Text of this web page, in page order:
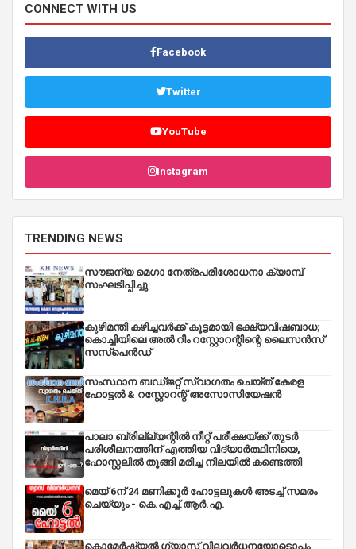
CONNECT WITH US
Facebook
Twitter
YouTube
Instagram
TRENDING NEWS
സൗജന്യ മെഗാ നേത്രപരിശോധനാ ക്യാമ്പ്
സംഘടിപ്പിച്ചു
കുഴിമന്തി കഴിച്ചവർക്ക് കൂട്ടമായി ഭക്ഷ്യവിഷബാധ;
കൊച്ചിയിലെ അൽ റീം റസ്റ്റോറന്റിന്റെ ലൈസൻസ്
സസ്പെൻഡ്
സംസ്ഥാന ബഡ്‌ജറ്റ് സ്വാഗതം ചെയ്ത് കേരള
ഹോട്ടൽ & റസ്റ്റോറന്റ് അസോസിയേഷൻ
പാലാ ബ്രില്ല്യന്റിൽ നീറ്റ് പരീക്ഷയ്ക്ക് തുടർ
പരിശീലനത്തിന് എത്തിയ വിദ്യാർത്ഥിനിയെ,
ഹോസ്റ്റലിൽ തൂങ്ങി മരിച്ച നിലയിൽ കണ്ടെത്തി
മെയ് 6ന് 24 മണിക്കൂർ ഹോട്ടലുകൾ അടച്ച് സമരം
ചെയ്യും - കെ.എച്ച്.ആർ.എ.
കൊമേർഷ്യൽ ഗ്യാസ് വിലവർധനയോടൊപ്പം